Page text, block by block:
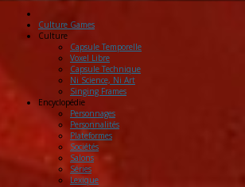
Culture Games
Culture
Capsule Temporelle
Voxel Libre
Capsule Technique
Ni Science, Ni Art
Singing Frames
Encyclopédie
Personnages
Personnalités
Plateformes
Sociétés
Salons
Séries
Lexique